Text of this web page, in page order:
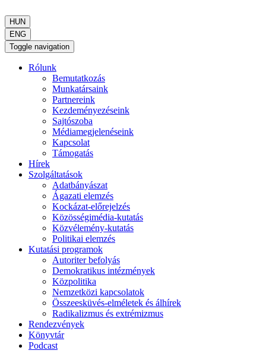
HUN
ENG
Toggle navigation
Rólunk
Bemutatkozás
Munkatársaink
Partnereink
Kezdeményezéseink
Sajtószoba
Médiamegjelenéseink
Kapcsolat
Támogatás
Hírek
Szolgáltatások
Adatbányászat
Ágazati elemzés
Kockázat-előrejelzés
Közösségimédia-kutatás
Közvélemény-kutatás
Politikai elemzés
Kutatási programok
Autoriter befolyás
Demokratikus intézmények
Közpolitika
Nemzetközi kapcsolatok
Összeesküvés-elméletek és álhírek
Radikalizmus és extrémizmus
Rendezvények
Könyvtár
Podcast